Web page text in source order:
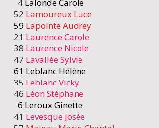
4 Lalonde Carole
52 Lamoureux Luce
59 Lapointe Audrey
21 Laurence Carole
38 Laurence Nicole
47 Lavallée Sylvie
61 Leblanc Hélène
35 Leblanc Vicky
46 Léon Stéphane
6 Leroux Ginette
41 Levesque Josée